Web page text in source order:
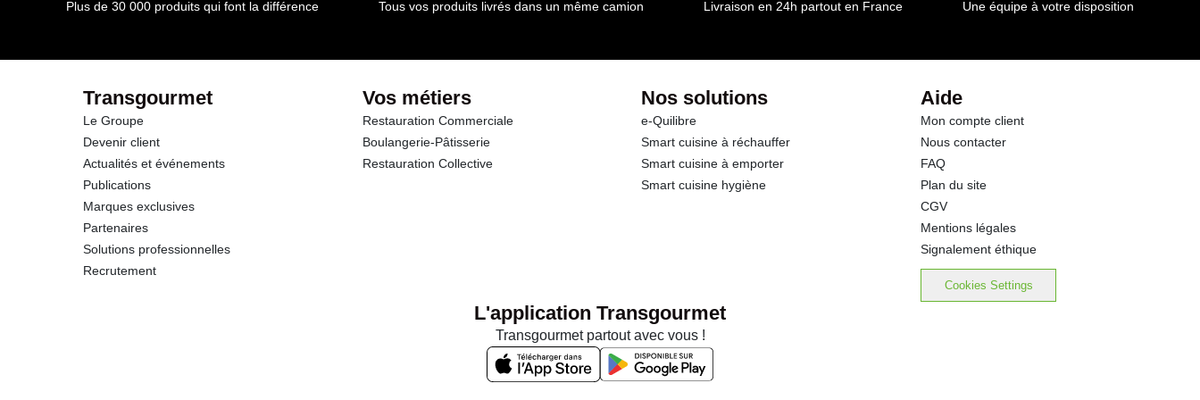
Protéines
Sel
Plus de 30 000 produits qui font la différence Tous vos produits livrés dans un même camion Livraison en 24h partout en France Une équipe à votre disposition
Transgourmet
Le Groupe
Devenir client
Actualités et événements
Publications
Marques exclusives
Partenaires
Solutions professionnelles
Recrutement
Vos métiers
Restauration Commerciale
Boulangerie-Pâtisserie
Restauration Collective
Nos solutions
e-Quilibre
Smart cuisine à réchauffer
Smart cuisine à emporter
Smart cuisine hygiène
Aide
Mon compte client
Nous contacter
FAQ
Plan du site
CGV
Mentions légales
Signalement éthique
Cookies Settings
L'application Transgourmet
Transgourmet partout avec vous !